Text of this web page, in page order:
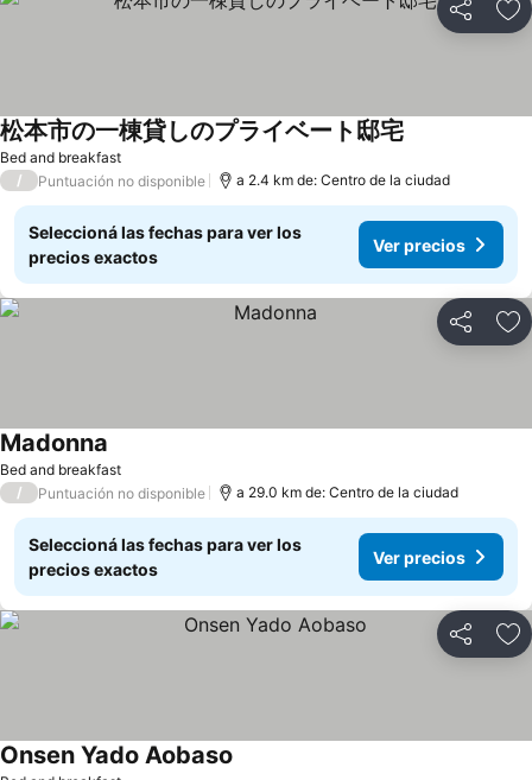
Compartir
Bed and breakfast
松本市の一棟貸しのプライベート邸宅
/ Puntuación no disponible a 2.4 km de: Centro de la ciudad
Seleccioná las fechas para ver los
precios exactos
Ver precios
Compartir
Bed and breakfast
Madonna
/ Puntuación no disponible a 29.0 km de: Centro de la ciudad
Seleccioná las fechas para ver los
precios exactos
Ver precios
Compartir
Onsen Yado Aobaso